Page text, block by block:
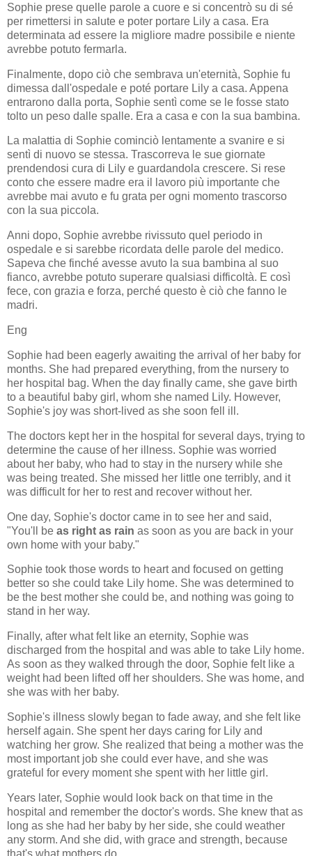
Sophie prese quelle parole a cuore e si concentrò su di sé
per rimettersi in salute e poter portare Lily a casa. Era
determinata ad essere la migliore madre possibile e niente
avrebbe potuto fermarla.
Finalmente, dopo ciò che sembrava un'eternità, Sophie fu
dimessa dall'ospedale e poté portare Lily a casa. Appena
entrarono dalla porta, Sophie sentì come se le fosse stato
tolto un peso dalle spalle. Era a casa e con la sua bambina.
La malattia di Sophie cominciò lentamente a svanire e si
sentì di nuovo se stessa. Trascorreva le sue giornate
prendendosi cura di Lily e guardandola crescere. Si rese
conto che essere madre era il lavoro più importante che
avrebbe mai avuto e fu grata per ogni momento trascorso
con la sua piccola.
Anni dopo, Sophie avrebbe rivissuto quel periodo in
ospedale e si sarebbe ricordata delle parole del medico.
Sapeva che finché avesse avuto la sua bambina al suo
fianco, avrebbe potuto superare qualsiasi difficoltà. E così
fece, con grazia e forza, perché questo è ciò che fanno le
madri.
Eng
Sophie had been eagerly awaiting the arrival of her baby for
months. She had prepared everything, from the nursery to
her hospital bag. When the day finally came, she gave birth
to a beautiful baby girl, whom she named Lily. However,
Sophie's joy was short-lived as she soon fell ill.
The doctors kept her in the hospital for several days, trying to
determine the cause of her illness. Sophie was worried
about her baby, who had to stay in the nursery while she
was being treated. She missed her little one terribly, and it
was difficult for her to rest and recover without her.
One day, Sophie's doctor came in to see her and said,
"You'll be as right as rain as soon as you are back in your
own home with your baby."
Sophie took those words to heart and focused on getting
better so she could take Lily home. She was determined to
be the best mother she could be, and nothing was going to
stand in her way.
Finally, after what felt like an eternity, Sophie was
discharged from the hospital and was able to take Lily home.
As soon as they walked through the door, Sophie felt like a
weight had been lifted off her shoulders. She was home, and
she was with her baby.
Sophie's illness slowly began to fade away, and she felt like
herself again. She spent her days caring for Lily and
watching her grow. She realized that being a mother was the
most important job she could ever have, and she was
grateful for every moment she spent with her little girl.
Years later, Sophie would look back on that time in the
hospital and remember the doctor's words. She knew that as
long as she had her baby by her side, she could weather
any storm. And she did, with grace and strength, because
that's what mothers do.